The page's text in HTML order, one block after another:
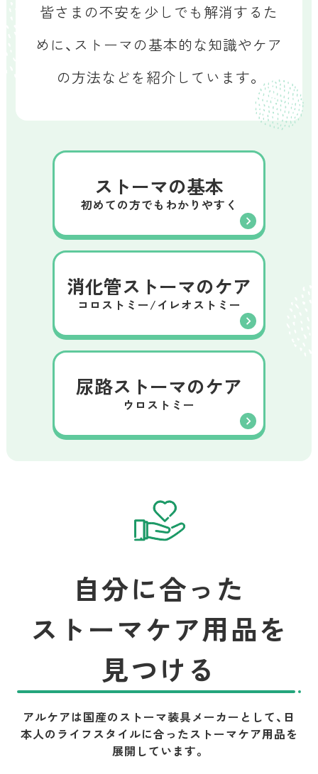
皆さまの不安を少しでも解消するた
めに、 ストーマの基本的な知識やケア
の方法などを紹介しています。
ストーマの基本
初めての方でもわかりやすく
消化管ストーマのケア
コロストミー/イレオストミー
尿路ストーマのケア
ウロストミー
自分に合った
ストーマケア用品を
見つける
アルケアは国産のストーマ装具メーカーとして、 日
本人のライフスタイルに合ったストーマケア用品を
展開しています。